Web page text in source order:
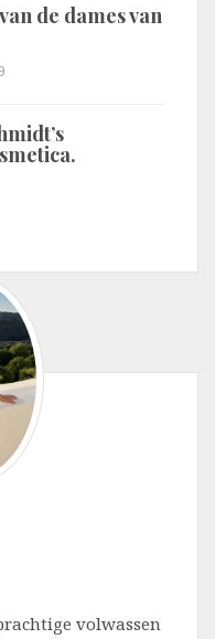
de dames van
volwassen